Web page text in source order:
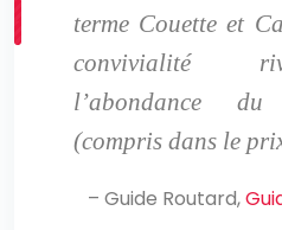
terme Couette et
convivialité
l’abondance
(compris dans le
– Guide Routard,